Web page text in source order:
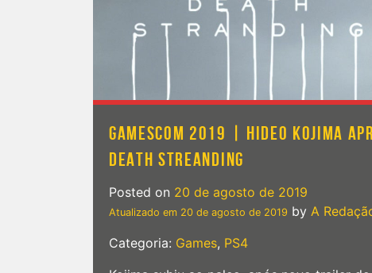
GAMESCOM 2019 | HIDEO KOJIMA
DEATH STREANDING
Posted on 20 de agosto de 2019
Atualizado em 20 de agosto de 2019 by A
Categoria: Games, PS4